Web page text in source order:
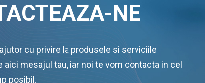
NE
cu privire la produsele si serviciile
aici mesajul tau, iar noi te vom contacta in cel
posibil.